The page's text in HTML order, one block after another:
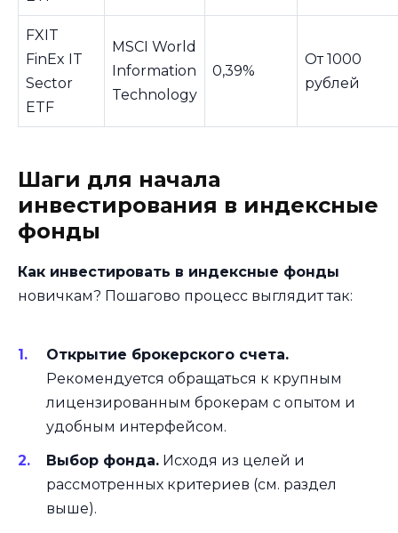
FXIT
FinEx IT
Sector
ETF
MSCI World
Information
Technology
0,39%
От 1000
рублей
Шаги для начала
инвестирования в индексные
фонды
Как инвестировать в индексные фонды
новичкам? Пошагово процесс выглядит так:
Открытие брокерского счета.
Рекомендуется обращаться к крупным
лицензированным брокерам с опытом и
удобным интерфейсом.
Выбор фонда. Исходя из целей и
рассмотренных критериев (см. раздел
выше).